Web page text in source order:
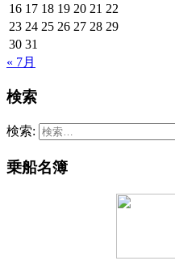
16 17 18 19 20 21 22
23 24 25 26 27 28 29
30 31
« 7月
検索
検索:
乗船名簿